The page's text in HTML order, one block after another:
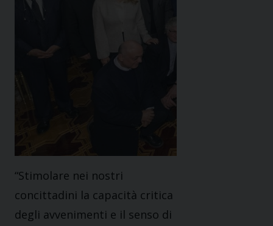
“Stimolare nei nostri
concittadini la capacità critica
degli avvenimenti e il senso di